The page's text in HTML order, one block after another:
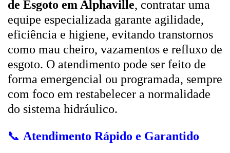
de Esgoto em Alphaville, contratar uma
equipe especializada garante agilidade,
eficiência e higiene, evitando transtornos
como mau cheiro, vazamentos e refluxo de
esgoto. O atendimento pode ser feito de
forma emergencial ou programada, sempre
com foco em restabelecer a normalidade
do sistema hidráulico.
📞 Atendimento Rápido e Garantido